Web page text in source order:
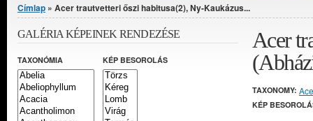
Jelenlegi hely
Címlap » Acer trautvetteri őszi habitusa(2), Ny-Kaukázus...
Acer
TAXONOMY:
KÉP
GALÉRIA KÉPEINEK RENDEZÉSE
TAXONÓMIA KÉP BESOROLÁS